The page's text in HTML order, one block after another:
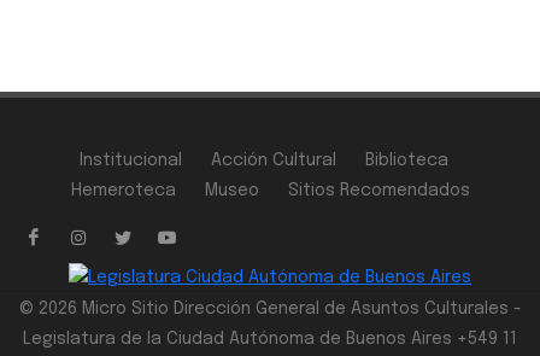
Institucional Acción Cultural
Biblioteca
Hemeroteca
Museo Sitios Recomendados
© 2026 Micro Sitio Dirección General de Asuntos Culturales -
Legislatura de la Ciudad Autónoma de Buenos Aires +549 11